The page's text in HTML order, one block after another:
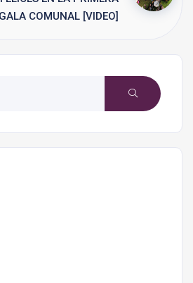
GALA COMUNAL [VIDEO]